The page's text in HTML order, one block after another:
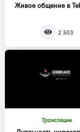
Живое общение в
2 503
Трансляции